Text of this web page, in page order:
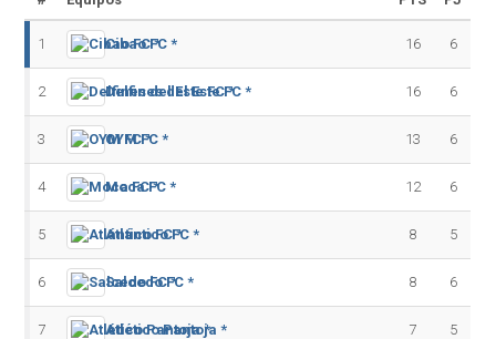
1 Cibao FC * 16 6
2 Delfines del Este FC * 16 6
3 OYM FC * 13 6
4 Moca FC * 12 6
5 Atlántico FC * 8 5
6 Salcedo FC * 8 6
7 Atlético Pantoja * 7 5